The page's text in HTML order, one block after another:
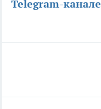
Telegram-канале